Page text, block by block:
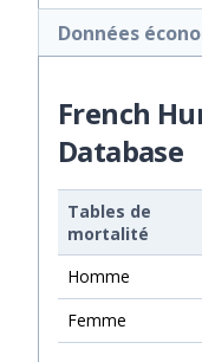
Données
French
Database
Tables de
mortalité
Homme
Femme